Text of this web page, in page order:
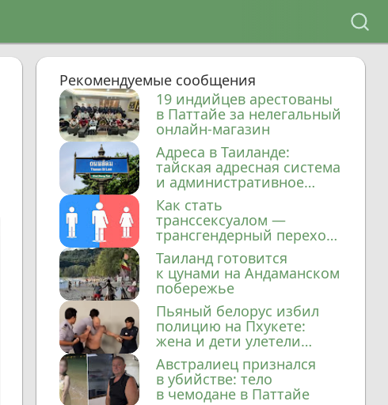
Рекомендуемые сообщения
19 индийцев арестованы
в Паттайе за нелегальный
онлайн-магазин
Адреса в Таиланде:
тайская адресная система
и административное
деление
Как стать
транссексуалом —
трансгендерный переход
в Таиланде
Таиланд готовится
к цунами на Андаманском
побережье
Пьяный белорус избил
полицию на Пхукете:
жена и дети улетели
домой
Австралиец признался
в убийстве: тело
в чемодане в Паттайе